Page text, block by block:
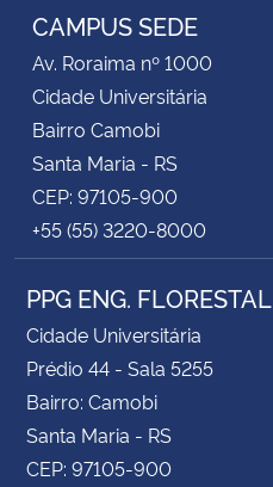
CAMPUS SEDE
Av. Roraima nº 1000
Cidade Universitária
Bairro Camobi
Santa Maria - RS
CEP: 97105-900
+55 (55) 3220-8000
PPG ENG. FLORESTAL
Cidade Universitária
Prédio 44 - Sala 5255
Bairro: Camobi
Santa Maria - RS
CEP: 97105-900